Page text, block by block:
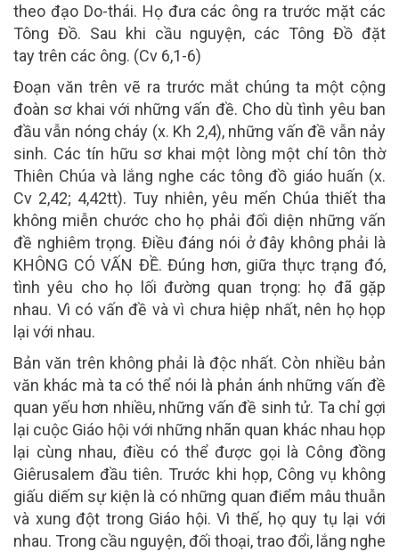
theo đạo Do-thái. Họ đưa các ông ra trước mặt các
Tông Đồ. Sau khi cầu nguyện, các Tông Đồ đặt
tay trên các ông. (Cv 6,1-6)
Đoạn văn trên vẽ ra trước mắt chúng ta một cộng
đoàn sơ khai với những vấn đề. Cho dù tình yêu ban
đầu vẫn nóng cháy (x. Kh 2,4), những vấn đề vẫn nảy
sinh. Các tín hữu sơ khai một lòng một chí tôn thờ
Thiên Chúa và lắng nghe các tông đồ giáo huấn (x.
Cv 2,42; 4,42tt). Tuy nhiên, yêu mến Chúa thiết tha
không miễn chước cho họ phải đối diện những vấn
đề nghiêm trọng. Điều đáng nói ở đây không phải là
KHÔNG CÓ VẤN ĐỀ. Đúng hơn, giữa thực trạng đó,
tình yêu cho họ lối đường quan trọng: họ đã gặp
nhau. Vì có vấn đề và vì chưa hiệp nhất, nên họ họp
lại với nhau.
Bản văn trên không phải là độc nhất. Còn nhiều bản
văn khác mà ta có thể nói là phản ánh những vấn đề
quan yếu hơn nhiều, những vấn đề sinh tử. Ta chỉ gợi
lại cuộc Giáo hội với những nhãn quan khác nhau họp
lại cùng nhau, điều có thể được gọi là Công đồng
Giêrusalem đầu tiên. Trước khi họp, Công vụ không
giấu diếm sự kiện là có những quan điểm mâu thuẫn
và xung đột trong Giáo hội. Vì thế, họ quy tụ lại với
nhau. Trong cầu nguyện, đối thoại, trao đổi, lắng nghe